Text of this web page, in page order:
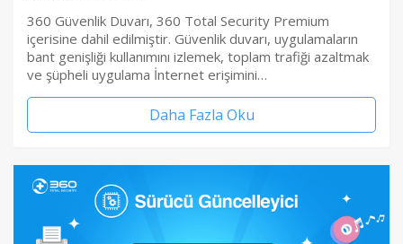
360 Güvenlik Duvarı, 360 Total Security Premium
içerisine dahil edilmiştir. Güvenlik duvarı, uygulamaların
bant genişliği kullanımını izlemek, toplam trafiği azaltmak
ve şüpheli uygulama İnternet erişimini…
Daha Fazla Oku